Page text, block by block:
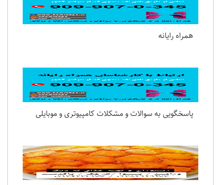
همراه رایانه
پاسخگویی به سوالات و مشکلات کامپیوتری و موبایلی